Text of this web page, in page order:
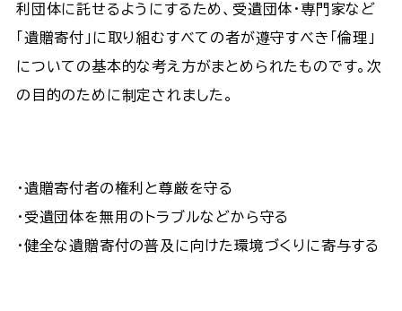
利団体に託せるようにするため、受遺団体・専門家など
「遺贈寄付」に取り組むすべての者が遵守すべき「倫理」
についての基本的な考え方がまとめられたものです。次
の目的のために制定されました。
・遺贈寄付者の権利と尊厳を守る
・受遺団体を無用のトラブルなどから守る
・健全な遺贈寄付の普及に向けた環境づくりに寄与する